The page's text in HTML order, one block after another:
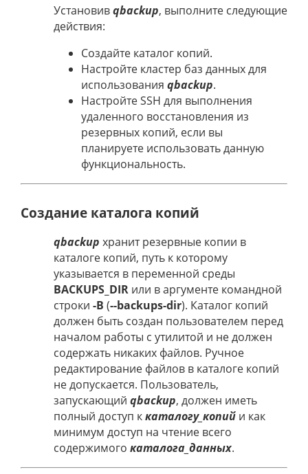
Установивqbackup, выполните следующие
действия:
Создайте каталог копий.
Настройте кластер баз данных для
использования qbackup.
Настройте SSH для выполнения
удаленного восстановления из
резервных копий, если вы
планируете использовать данную
функциональность.
Создание каталога копий
qbackup хранит резервные копии в
каталоге копий, путь к которому
указывается в переменной среды
BACKUPS_DIR или в аргументе командной
строки -B (--backups-dir). Каталог копий
должен быть создан пользователем перед
началом работы с утилитой и не должен
содержать никаких файлов. Ручное
редактирование файлов в каталоге копий
не допускается. Пользователь,
запускающий qbackup, должен иметь
полный доступ ккаталогу_копий и как
минимум доступ на чтение всего
содержимого каталога_данных.